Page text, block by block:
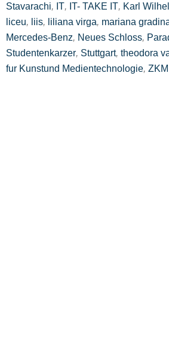
Stavarachi, IT, IT- TAKE IT, Karl
liceu, liis, liliana virga, mariana
Mercedes-Benz, Neues Schloss,
Studentenkarzer, Stuttgart, theodora
fur Kunstund Medientechnologie, ZKM